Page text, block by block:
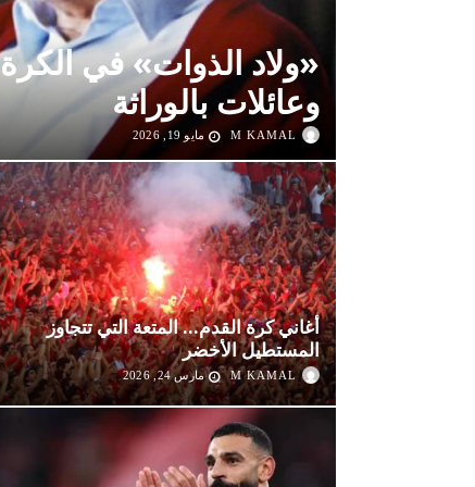
«ولاد الذوات» في
وعائلات بالوراثة
M KAMAL مايو 19, 2026
أغاني كرة القدم… المتعة التي تتجاوز
المستطيل الأخضر
M KAMAL مارس 24, 2026